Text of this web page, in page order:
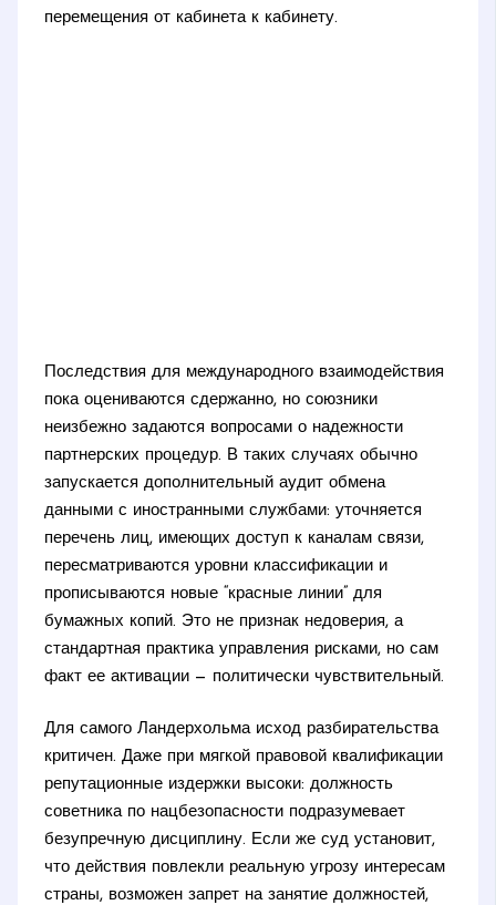
перемещения от кабинета к кабинету.
Последствия для международного взаимодействия
пока оцениваются сдержанно, но союзники
неизбежно задаются вопросами о надежности
партнерских процедур. В таких случаях обычно
запускается дополнительный аудит обмена
данными с иностранными службами: уточняется
перечень лиц, имеющих доступ к каналам связи,
пересматриваются уровни классификации и
прописываются новые “красные линии” для
бумажных копий. Это не признак недоверия, а
стандартная практика управления рисками, но сам
факт ее активации — политически чувствительный.
Для самого Ландерхольма исход разбирательства
критичен. Даже при мягкой правовой квалификации
репутационные издержки высоки: должность
советника по нацбезопасности подразумевает
безупречную дисциплину. Если же суд установит,
что действия повлекли реальную угрозу интересам
страны, возможен запрет на занятие должностей,